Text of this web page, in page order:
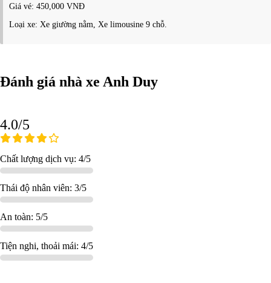
Giá vé: 450,000 VNĐ
Loại xe: Xe giường nằm, Xe limousine 9 chỗ.
Đánh giá nhà xe Anh Duy
4.0/5
Chất lượng dịch vụ: 4/5
Thái độ nhân viên: 3/5
An toàn: 5/5
Tiện nghi, thoải mái: 4/5